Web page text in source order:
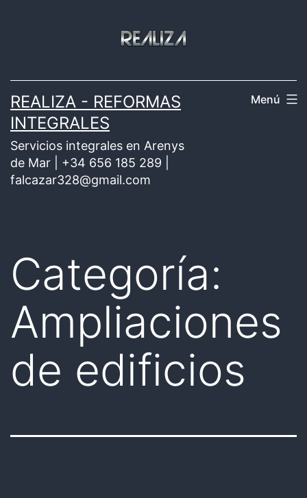
REALIZA - REFORMAS
INTEGRALES
Servicios integrales en Arenys
de Mar | +34 656 185 289 |
falcazar328@gmail.com
Menú
Categoría:
Ampliaciones
de edificios